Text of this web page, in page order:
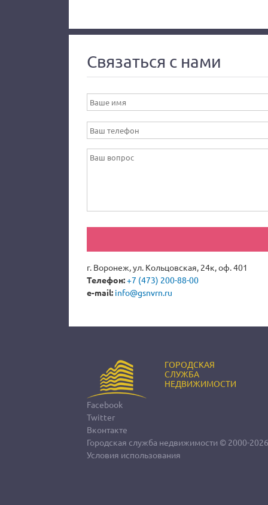
Связаться с нами
г. Воронеж, ул. Кольцовская, 24к, оф. 401
Телефон:+7 (473) 200-88-00
e-mail: info@gsnvrn.ru
ГОРОДСКАЯ
СЛУЖБА
НЕДВИЖИМОСТИ
Facebook
Twitter
Вконтакте
Городская служба недвижимости © 2000-2026
Условия использования